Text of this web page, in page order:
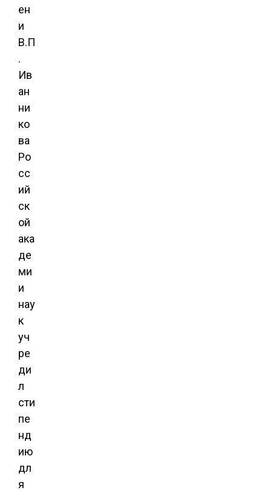
ен
и
В.П
.
Ив
ан
ни
ко
ва
Ро
сс
ий
ск
ой
ака
де
ми
и
нау
к
уч
ре
ди
л
сти
пе
нд
ию
дл
я